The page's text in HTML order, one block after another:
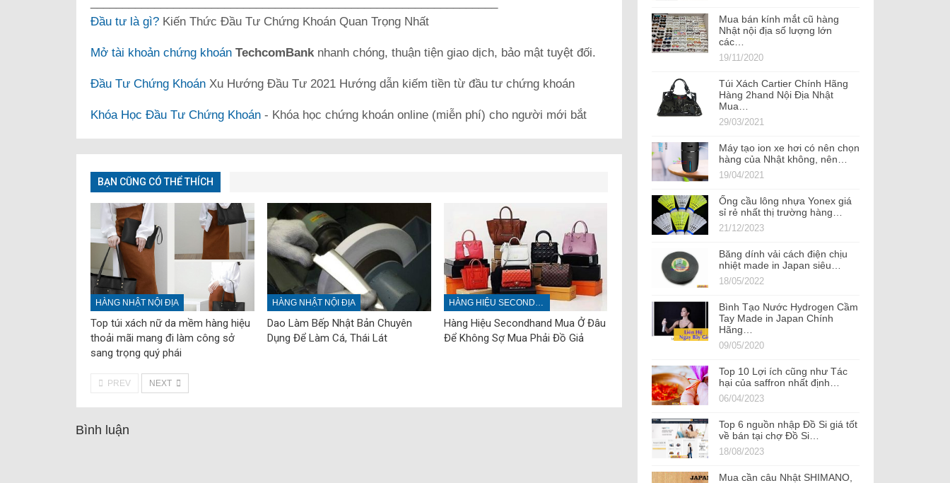
Đầu tư là gì? Kiến Thức Đầu Tư Chứng Khoán Quan Trọng Nhất
Mở tài khoản chứng khoán TechcomBank nhanh chóng, thuận tiện giao dịch, bảo mật tuyệt đối.
Đầu Tư Chứng Khoán Xu Hướng Đầu Tư 2021 Hướng dẫn kiếm tiền từ đầu tư chứng khoán
Khóa Học Đầu Tư Chứng Khoán - Khóa học chứng khoán online (miễn phí) cho người mới bắt
BẠN CŨNG CÓ THỂ THÍCH
HÀNG NHẬT NỘI ĐỊA
Top túi xách nữ da mềm hàng hiệu
thoải mãi mang đi làm công sở
sang trọng quý phái
HÀNG NHẬT NỘI ĐỊA
Dao Làm Bếp Nhật Bản Chuyên
Dụng Để Làm Cá, Thái Lát
Hàng Hiệu Secondhand Mua Ở Đâu
Để Không Sợ Mua Phải Đồ Giả
PREV NEXT
Bình luận
Mua bán kính mắt cũ hàng
Nhật nội địa số lượng lớn
các…
19/11/2020
Túi Xách Cartier Chính Hãng
Hàng 2hand Nội Địa Nhật
Mua…
29/03/2021
Máy tạo ion xe hơi có nên chọn
hàng của Nhật không, nên…
19/04/2021
Ống cầu lông nhựa Yonex giá
sỉ rẻ nhất thị trường hàng…
21/12/2023
Băng dính vải cách điện chịu
nhiệt made in Japan siêu…
18/05/2022
Bình Tạo Nước Hydrogen Cầm
Tay Made in Japan Chính
Hãng…
09/05/2020
Top 10 Lợi ích cũng như Tác
hại của saffron nhất định…
06/04/2023
Top 6 nguồn nhập Đồ Si giá tốt
về bán tại chợ Đồ Si…
18/08/2023
Mua cần câu Nhật SHIMANO,